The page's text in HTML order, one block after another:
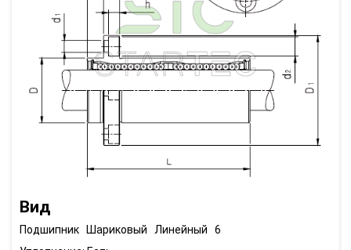
Вид
Подшипник Шариковый Линейный 6